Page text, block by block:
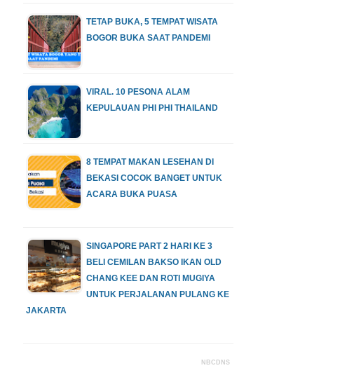
TETAP BUKA, 5 TEMPAT WISATA
BOGOR BUKA SAAT PANDEMI
VIRAL. 10 PESONA ALAM
KEPULAUAN PHI PHI THAILAND
8 TEMPAT MAKAN LESEHAN DI
BEKASI COCOK BANGET UNTUK
ACARA BUKA PUASA
SINGAPORE PART 2 HARI KE 3
BELI CEMILAN BAKSO IKAN OLD
CHANG KEE DAN ROTI MUGIYA
UNTUK PERJALANAN PULANG KE
JAKARTA
NBCDNS